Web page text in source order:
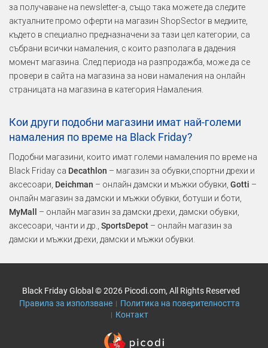
за получаване на newsletter-а, също така можете да следите
актуалните промо оферти на магазин ShopSector в медиите,
където в специално предназначени за тази цел категории, са
събрани всички намаления, с които разполага в дадения
момент магазина. След периода на разпродажба, може да се
провери в сайта на магазина за нови намаления на онлайн
страницата на магазина в категория Намаления.
Кои други подобни магазини имат най-големи
намаления по време на Black Friday?
Подобни магазини, които имат големи намаления по време на
Black Friday са Decathlon – магазин за обувки,спортни дрехи и
аксесоари, Deichman – онлайн дамски и мъжки обувки, Gotti –
онлайн магазин за дамски и мъжки обувки, ботуши и боти,
MyMall
– онлайн магазин за дамски дрехи, дамски обувки,
аксесоари, чанти и др., SportsDepot – онлайн магазин за
дамски и мъжки дрехи, дамски и мъжки обувки.
Black Friday Global © 2026 Picodi.com, All Rights Reserved
Правила за използване
Политика на поверителността
Контакт